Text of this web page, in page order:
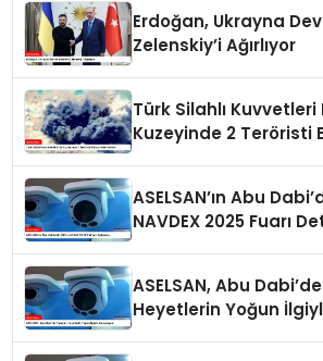
Erdoğan, Ukrayna
Zelenskiy’i Ağırlıyor
Türk Silahlı Kuvvetleri
Kuzeyinde 2 Teröristi
ASELSAN’ın Abu
NAVDEX 2025 Fuarı
ASELSAN, Abu
Heyetlerin Yoğun